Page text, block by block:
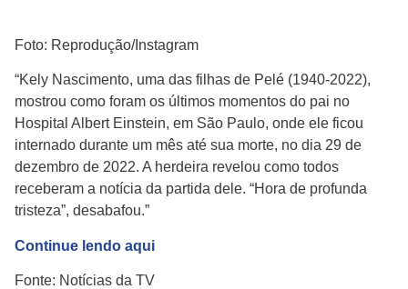
Foto: Reprodução/Instagram
“Kely Nascimento, uma das filhas de Pelé (1940-2022),
mostrou como foram os últimos momentos do pai no
Hospital Albert Einstein, em São Paulo, onde ele ficou
internado durante um mês até sua morte, no dia 29 de
dezembro de 2022. A herdeira revelou como todos
receberam a notícia da partida dele. “Hora de profunda
tristeza”, desabafou.”
Continue lendo aqui
Fonte: Notícias da TV